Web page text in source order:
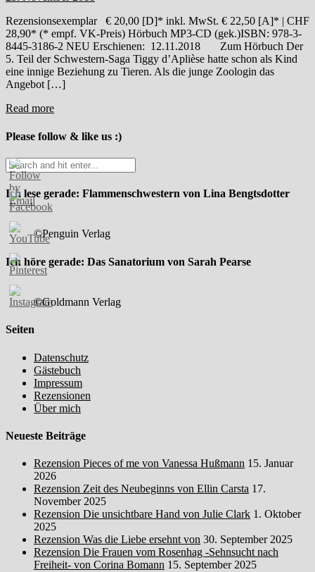
Rezensionsexemplar € 20,00 [D]* inkl. MwSt. € 22,50 [A]* | CHF
28,90* (* empf. VK-Preis) Hörbuch MP3-CD (gek.)ISBN: 978-3-
8445-3186-2 NEU Erschienen: 12.11.2018 Zum Hörbuch Der
5. Teil der Schwestern-Saga Tiggy d’Aplièse hatte schon als Kind
eine innige Beziehung zu Tieren. Als die junge Zoologin das
Angebot […]
Read more
Please follow & like us :)
Ich lese gerade: Flammenschwestern von Lina Bengtsdotter
©Penguin Verlag
Ich höre gerade: Das Sanatorium von Sarah Pearse
©Goldmann Verlag
Seiten
Datenschutz
Gästebuch
Impressum
Rezensionen
Über mich
Neueste Beiträge
Rezension Pieces of me von Vanessa Hußmann 15. Januar
2026
Rezension Zeit des Neubeginns von Ellin Carsta 17.
November 2025
Rezension Die unsichtbare Hand von Julie Clark 1. Oktober
2025
Rezension Was die Liebe ersehnt von 30. September 2025
Rezension Die Frauen vom Rosenhag -Sehnsucht nach
Freiheit- von Corina Bomann 15. September 2025